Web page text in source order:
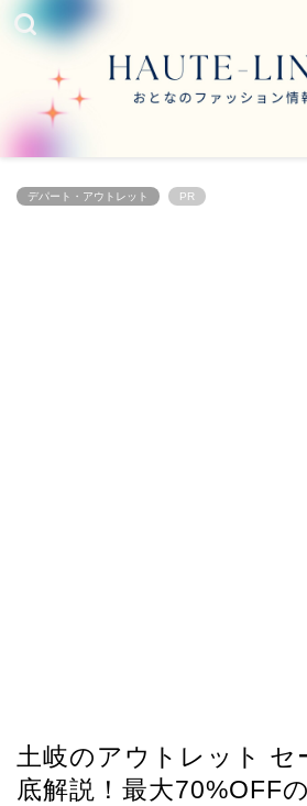
デパート・アウトレット PR
土岐のアウトレット セ
底解説！最大70%OFF